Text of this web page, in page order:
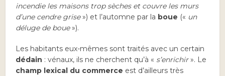
incendie les maisons trop sèches et couvre les murs
d’une cendre grise») et l’automne par la boue (« un
déluge de boue»).
Les habitants eux-mêmes sont traités avec un certain
dédain : vénaux, ils ne cherchent qu’à « s’enrichir». Le
champ lexical du commerce est d’ailleurs très